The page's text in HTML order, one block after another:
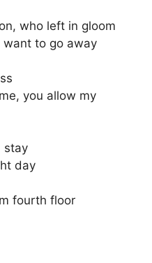
who left in gloom
want to go away
you allow my
stay
day
fourth floor